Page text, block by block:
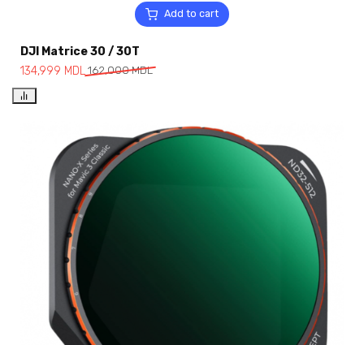
Add to cart
DJI Matrice 30 / 30T
162,000MDL
134,999 MDL